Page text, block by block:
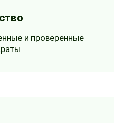
и проверенные